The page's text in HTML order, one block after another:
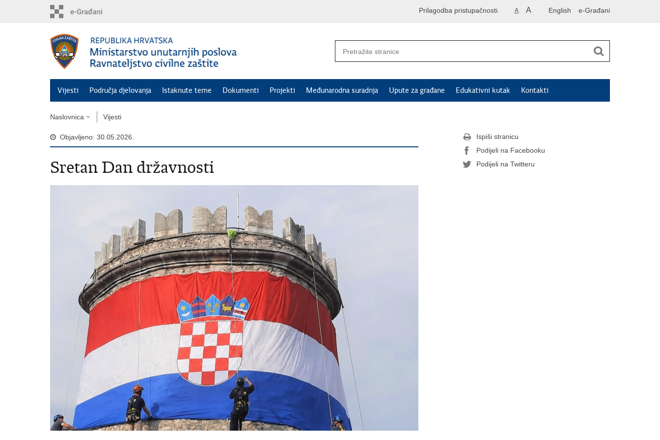
English e-Građani
A A
Prilagodba pristupačnosti
Vijesti Područja djelovanja Istaknute teme Dokumenti Projekti Međunarodna suradnja Upute za građane Edukativni kutak Kontakti
Naslovnica Vijesti
Objavljeno: 30.05.2026.
Sretan Dan državnosti
Ispiši stranicu
Podijeli na Facebooku
Podijeli na Twitteru